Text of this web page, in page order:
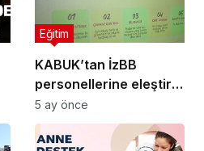
KABUK’tan İzBB
personellerine eleştirel
medya okuryazarlığı ve
dijital şiddet eğitimi
Eğitim
5 ay önce